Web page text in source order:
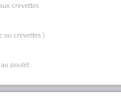
crevettes
ou crevettes )
au poulet